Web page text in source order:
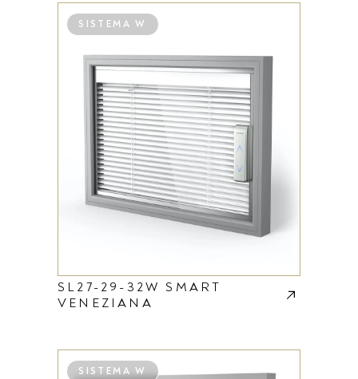
SISTEMA W
SL27-29-32W SMART
VENEZIANA
SISTEMA W